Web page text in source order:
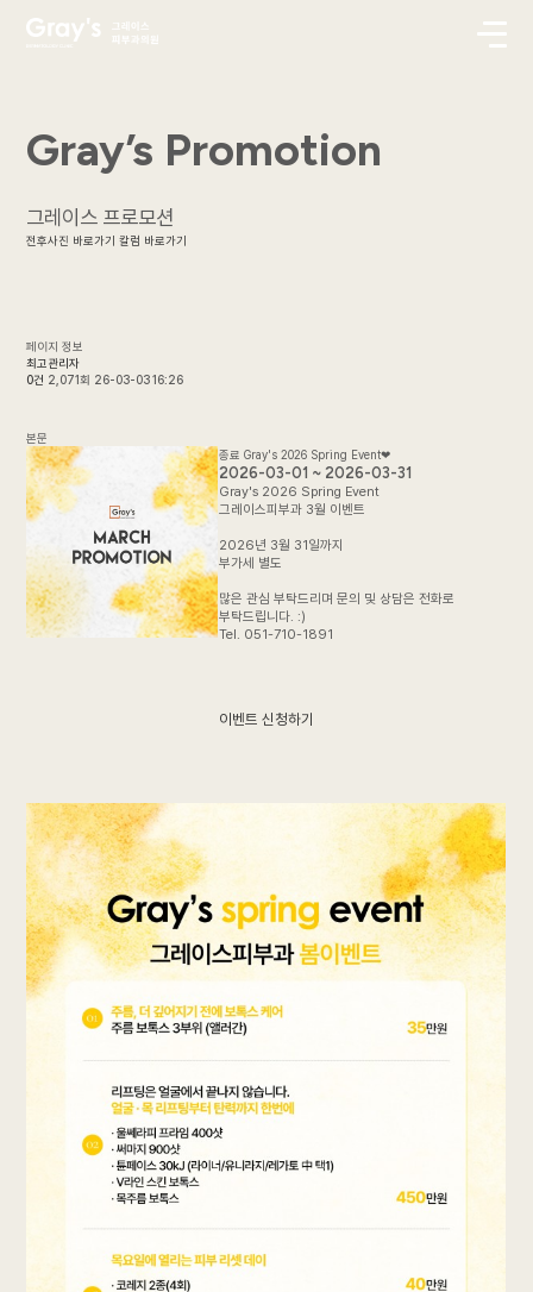
Gray’s Promotion
그레이스 프로모션
전후사진 바로가기 칼럼 바로가기
페이지 정보
최고관리자
0건 2,071회 26-03-03 16:26
본문
종료 Gray's 2026 Spring Event❤
2026-03-01 ~ 2026-03-31
Gray's 2026 Spring Event
그레이스피부과 3월 이벤트
2026년 3월 31일까지
부가세 별도
많은 관심 부탁드리며 문의 및 상담은 전화로
부탁드립니다. :)
Tel. 051-710-1891
이벤트 신청하기